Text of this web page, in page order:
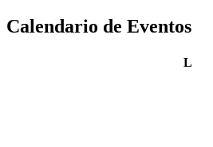
Calendario de Eventos
Llunes